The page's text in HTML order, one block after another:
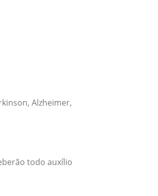
Alzheimer,
todo auxílio